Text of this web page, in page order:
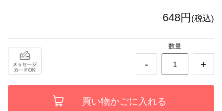
648円 (税込)
-
数量
+